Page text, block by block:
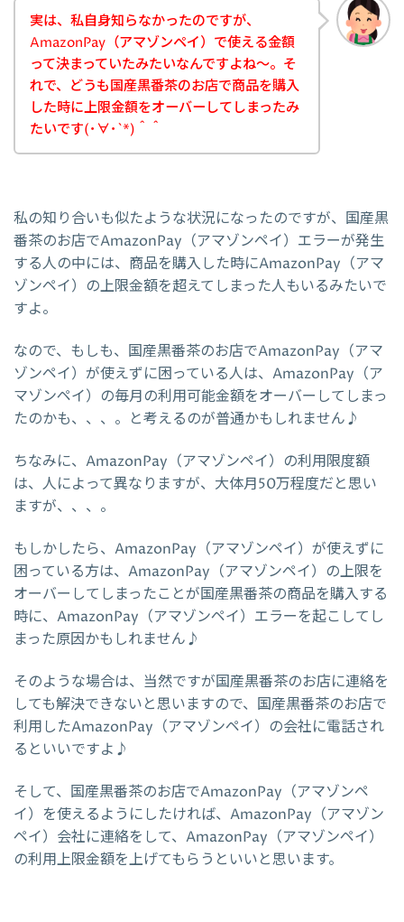
実は、私自身知らなかったのですが、
AmazonPay（アマゾンペイ）で使える金額
って決まっていたみたいなんですよね～。そ
れで、どうも国産黒番茶のお店で商品を購入
した時に上限金額をオーバーしてしまったみ
たいです(･∀･`*)＾＾
私の知り合いも似たような状況になったのですが、国産黒
番茶のお店でAmazonPay（アマゾンペイ）エラーが発生
する人の中には、商品を購入した時にAmazonPay（アマ
ゾンペイ）の上限金額を超えてしまった人もいるみたいで
すよ。
なので、もしも、国産黒番茶のお店でAmazonPay（アマ
ゾンペイ）が使えずに困っている人は、AmazonPay（ア
マゾンペイ）の毎月の利用可能金額をオーバーしてしまっ
たのかも、、、。と考えるのが普通かもしれません♪
ちなみに、AmazonPay（アマゾンペイ）の利用限度額
は、人によって異なりますが、大体月50万程度だと思い
ますが、、、。
もしかしたら、AmazonPay（アマゾンペイ）が使えずに
困っている方は、AmazonPay（アマゾンペイ）の上限を
オーバーしてしまったことが国産黒番茶の商品を購入する
時に、AmazonPay（アマゾンペイ）エラーを起こしてし
まった原因かもしれません♪
そのような場合は、当然ですが国産黒番茶のお店に連絡を
しても解決できないと思いますので、国産黒番茶のお店で
利用したAmazonPay（アマゾンペイ）の会社に電話され
るといいですよ♪
そして、国産黒番茶のお店でAmazonPay（アマゾンペ
イ）を使えるようにしたければ、AmazonPay（アマゾン
ペイ）会社に連絡をして、AmazonPay（アマゾンペイ）
の利用上限金額を上げてもらうといいと思います。